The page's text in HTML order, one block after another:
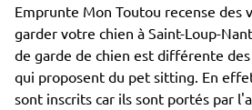
Emprunte Mon Toutou recense des
garder votre chien à Saint-Loup-
de garde de chien est différente
qui proposent du pet sitting. En
sont inscrits car ils sont portés par